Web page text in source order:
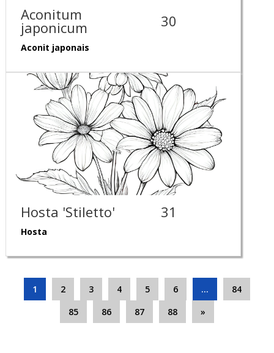
Aconitum
japonicum 30
Aconit japonais
Hosta 'Stiletto' 31
Hosta
1 2 3 4 5 6 …
84
85
86 87 88 »